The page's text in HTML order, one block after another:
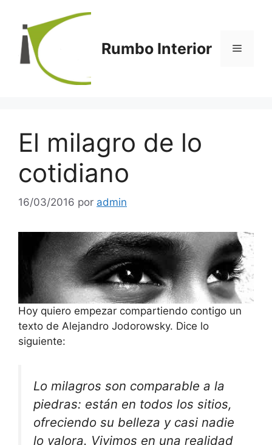
contenido
Rumbo Interior Menú
El milagro de lo
cotidiano
16/03/2016 por admin
Hoy quiero empezar compartiendo contigo un
texto de Alejandro Jodorowsky. Dice lo
siguiente:
Lo milagros son comparable a la
piedras: están en todos los sitios,
ofreciendo su belleza y casi nadie
lo valora. Vivimos en una realidad